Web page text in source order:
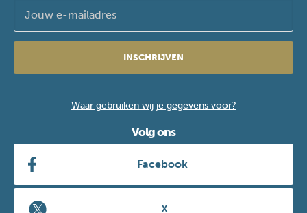
INSCHRIJVEN
Waar gebruiken wij je gegevens voor?
Volg ons
Facebook
X